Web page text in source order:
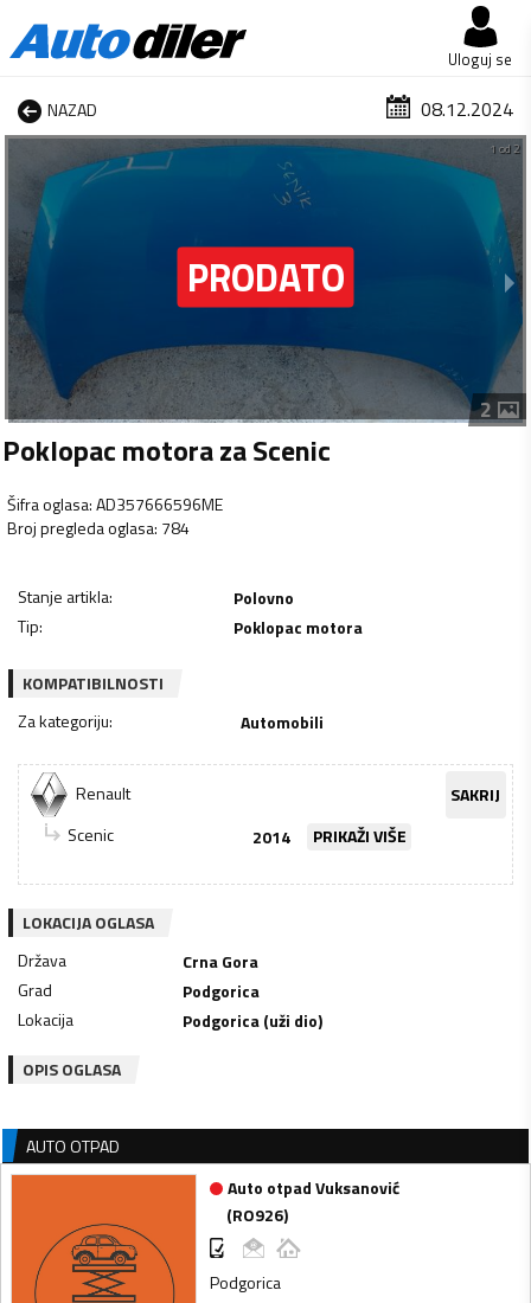
Uloguj se
NAZAD 08.12.2024
1 od 2
2
Poklopac motora za Scenic
Šifra oglasa:AD357666596ME
Broj pregleda oglasa: 784
Stanje artikla:
Polovno
Tip: Poklopac motora
KOMPATIBILNOSTI
Za kategoriju: Automobili
Renault
SAKRIJ
Scenic
2014 PRIKAŽI VIŠE
LOKACIJA OGLASA
Država
Crna Gora
Grad
Podgorica
Lokacija
Podgorica (uži dio)
OPIS OGLASA
AUTO OTPAD
Auto otpad Vuksanović
(RO926)
Podgorica